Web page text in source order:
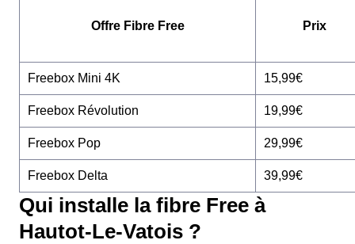
Offre Fibre Free Prix
Freebox Mini 4K 15,99€
Freebox Révolution 19,99€
Freebox Pop 29,99€
Freebox Delta 39,99€
Qui installe la fibre Free à
Hautot-Le-Vatois ?